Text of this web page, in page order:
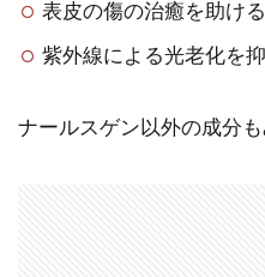
表皮の傷の治癒を助け
紫外線による光老化を
ナールスゲン以外の成分も